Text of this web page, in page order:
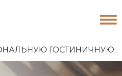
ПРЕМИЮ